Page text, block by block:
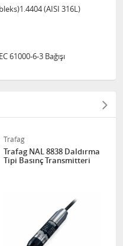
(AISI 316L)
61000-6-3 Bağışı
Trafag
Trafag NAL 8838 Daldırma
Tipi Basınç Transmitteri